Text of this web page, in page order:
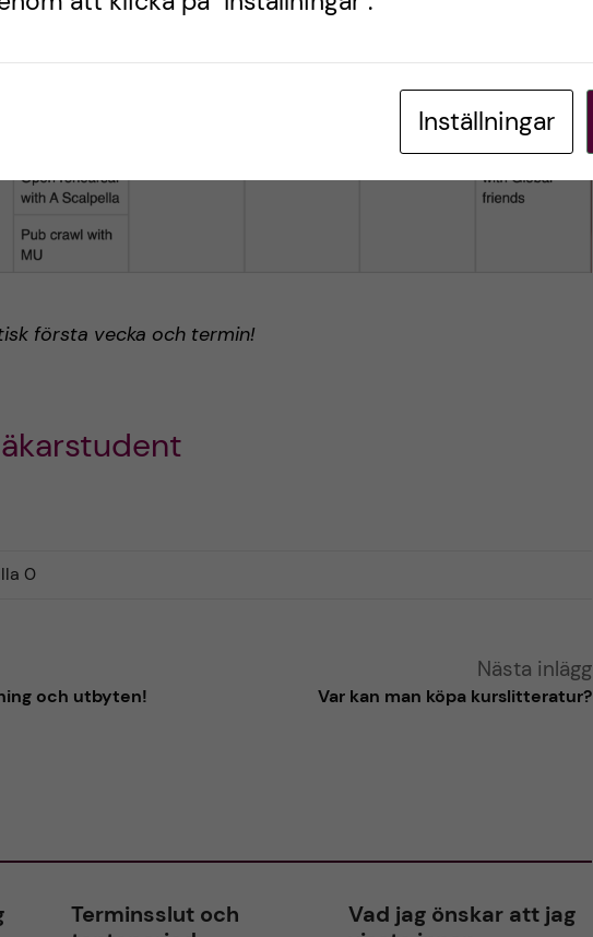
första vecka och termin!
0g
r
g
och utbyten!
Nästa inlägg
Var kan man köpa kurslitteratur?
Terminsslut och
Vad jag önskar att jag
Inställningar